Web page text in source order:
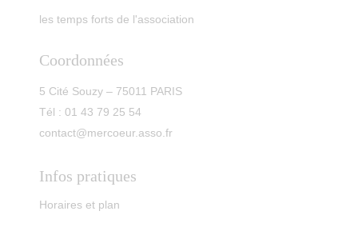
les temps forts de l'association
Coordonnées
5 Cité Souzy – 75011 PARIS
Tél : 01 43 79 25 54
contact@mercoeur.asso.fr
Infos pratiques
Horaires et plan